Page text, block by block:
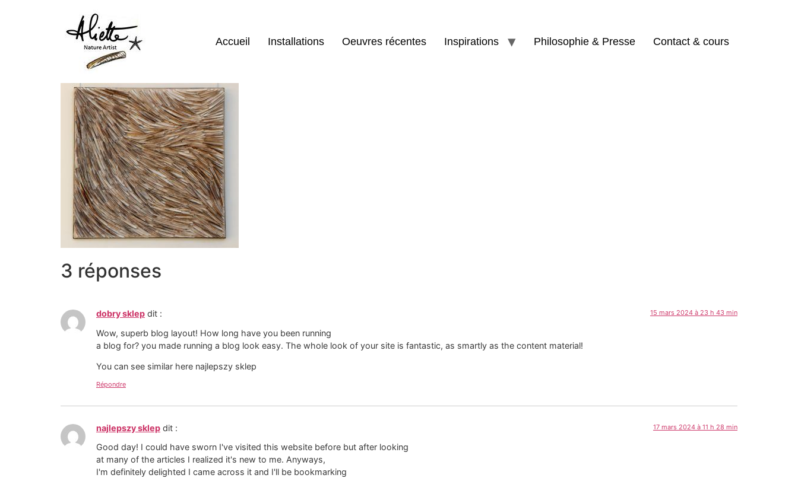
Accueil Installations Oeuvres récentes Inspirations Philosophie & Presse Contact & cours
3 réponses
dobry sklep dit : 15 mars 2024 à 23 h 43 min
Wow, superb blog layout! How long have you been running
a blog for? you made running a blog look easy. The whole look of your site is fantastic, as smartly as the content material!
You can see similar here najlepszy sklep
Répondre
najlepszy sklep dit : 17 mars 2024 à 11 h 28 min
Good day! I could have sworn I've visited this website before but after looking
at many of the articles I realized it's new to me. Anyways,
I'm definitely delighted I came across it and I'll be bookmarking